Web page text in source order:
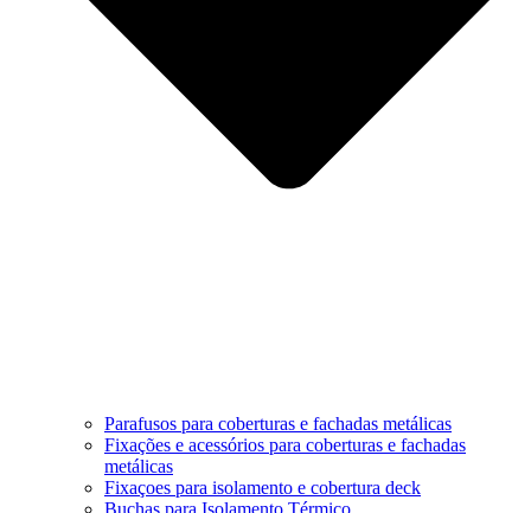
Parafusos para coberturas e fachadas metálicas
Fixações e acessórios para coberturas e fachadas
metálicas
Fixaçoes para isolamento e cobertura deck
Buchas para Isolamento Térmico